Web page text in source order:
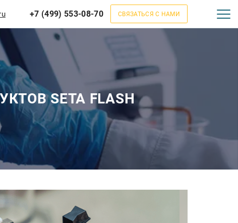
+7 (499) 553-08-70 СВЯЗАТЬСЯ С НАМИ
SETA FLASH